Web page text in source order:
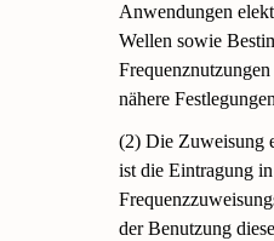
Anwendungen
Wellen sowie
nähere
(2) Die Zuweisung
ist die Eintragung
der Benutzung